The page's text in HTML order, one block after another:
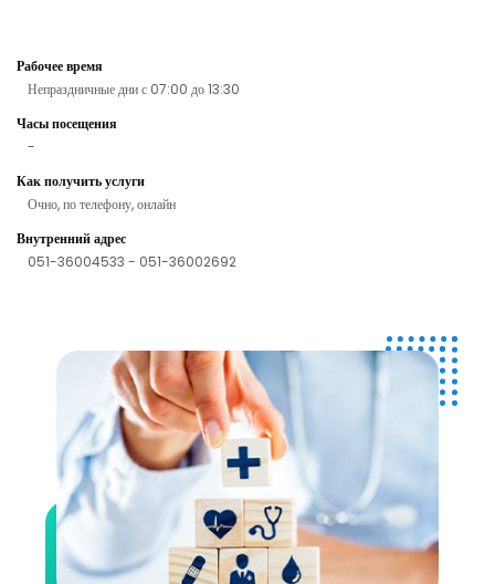
Рабочее время
Непраздничные дни с 07:00 до 13:30
Часы посещения
-
Как получить услуги
Очно, по телефону, онлайн
Внутренний адрес
051-36004533 - 051-36002692